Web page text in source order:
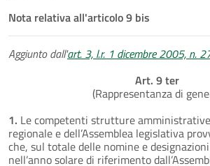
Nota relativa all'articolo 9 bis
Aggiunto dall'art. 3, l.r. 1 dicembre 2005, n.
Art. 9 ter
(Rappresentanza di
1. Le competenti strutture
regionale e dell’Assemblea legislativa
che, sul totale delle nomine e
nell’anno solare di riferimento